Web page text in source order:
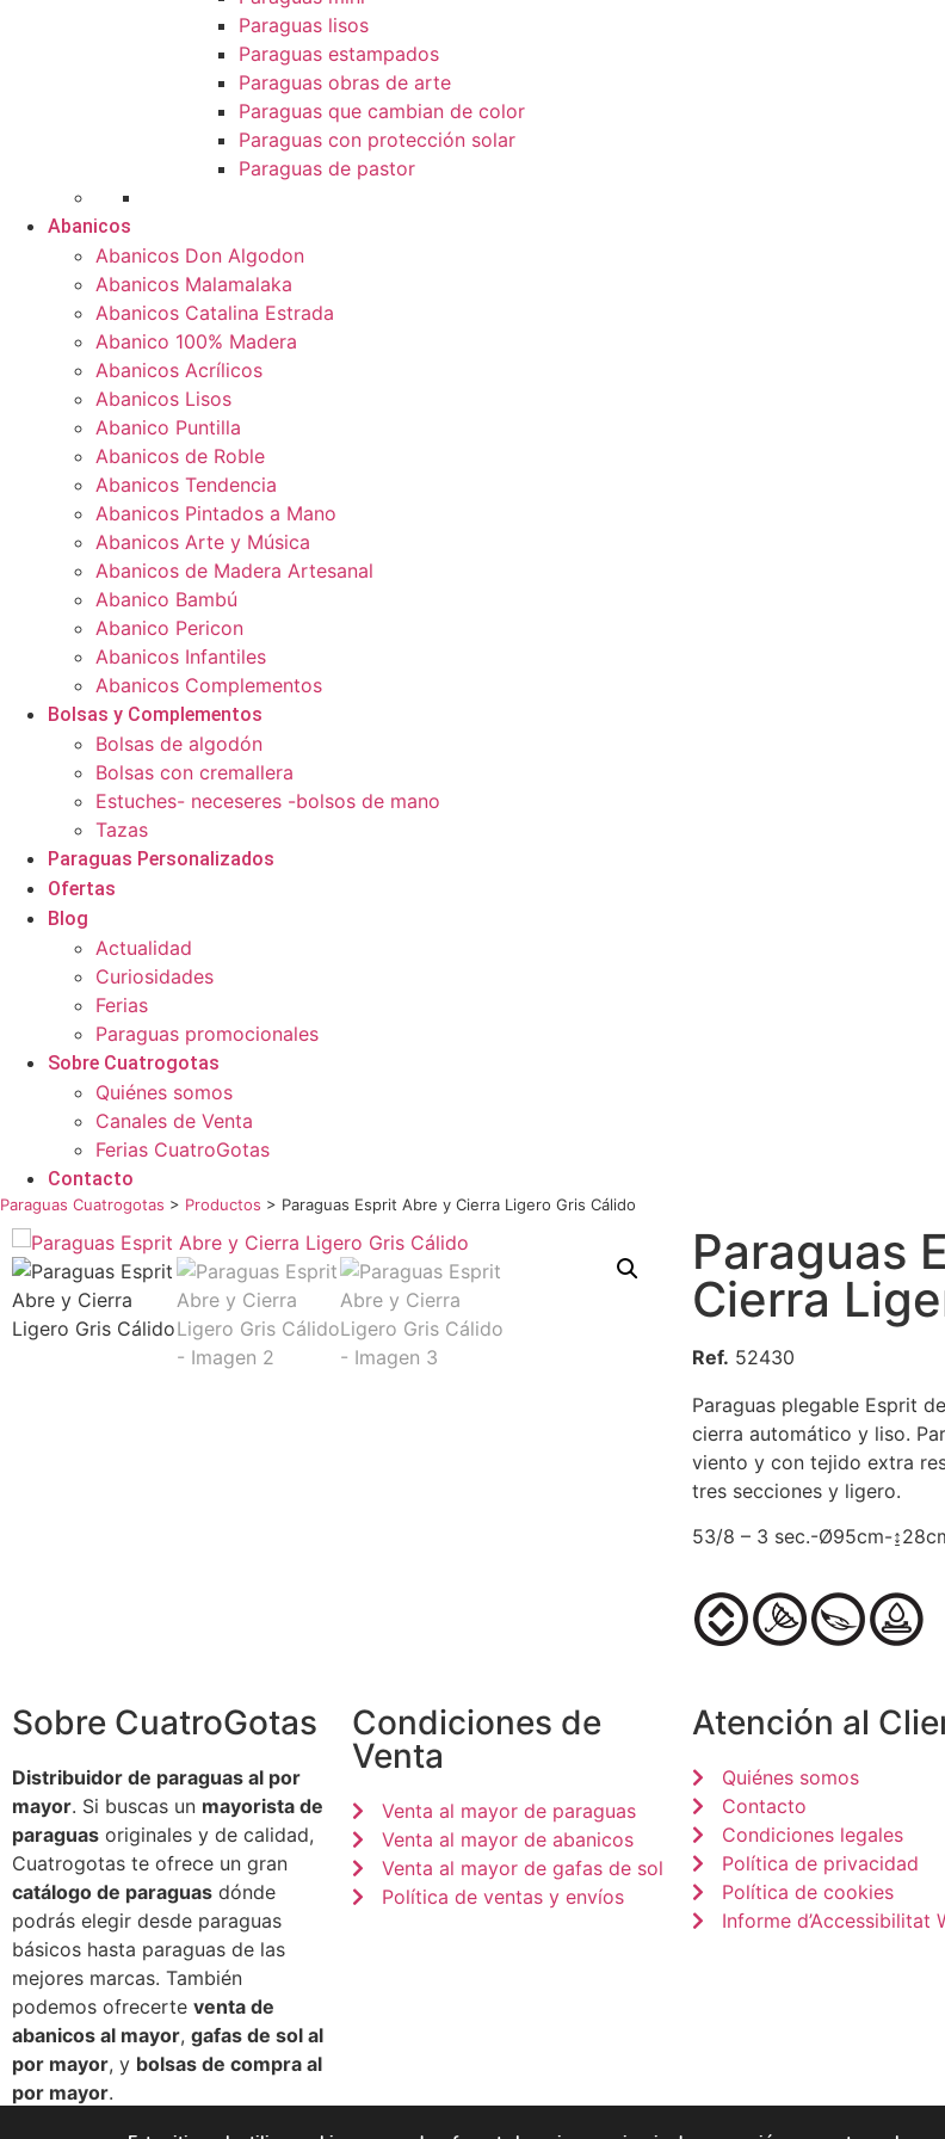
Paraguas lisos
Paraguas estampados
Paraguas obras de arte
Paraguas que cambian de color
Paraguas con protección solar
Paraguas de pastor
Abanicos
Abanicos Don Algodon
Abanicos Malamalaka
Abanicos Catalina Estrada
Abanico 100% Madera
Abanicos Acrílicos
Abanicos Lisos
Abanico Puntilla
Abanicos de Roble
Abanicos Tendencia
Abanicos Pintados a Mano
Abanicos Arte y Música
Abanicos de Madera Artesanal
Abanico Bambú
Abanico Pericon
Abanicos Infantiles
Abanicos Complementos
Bolsas y Complementos
Bolsas de algodón
Bolsas con cremallera
Estuches- neceseres -bolsos de mano
Tazas
Paraguas Personalizados
Ofertas
Blog
Actualidad
Curiosidades
Ferias
Paraguas promocionales
Sobre Cuatrogotas
Quiénes somos
Canales de Venta
Ferias CuatroGotas
Contacto
Paraguas Cuatrogotas > Productos > Paraguas Esprit Abre y Cierra Ligero Gris Cálido
Paraguas
Cierra
Ref. 52430
Paraguas plegable Esprit
cierra automático y liso.
viento y con tejido extra
tres secciones y ligero.
53/8 – 3 sec.-Ø95cm-
Sobre CuatroGotas
Distribuidor de paraguas al por
mayor. Si buscas un mayorista de
paraguas originales y de calidad,
Cuatrogotas te ofrece un gran
catálogo de paraguas dónde
podrás elegir desde paraguas
básicos hasta paraguas de las
mejores marcas. También
podemos ofrecerte venta de
abanicos al mayor, gafas de sol al
por mayor, y bolsas de compra al
por mayor.
Condiciones de
Venta
Venta al mayor de paraguas
Venta al mayor de abanicos
Venta al mayor de gafas de sol
Política de ventas y envíos
Atención al
Quiénes somos
Contacto
Condiciones legales
Política de privacidad
Política de cookies
Informe d’Accessibilitat